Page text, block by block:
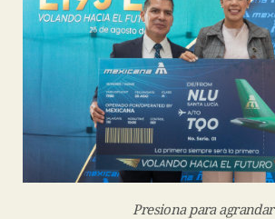
Presiona para agrandar